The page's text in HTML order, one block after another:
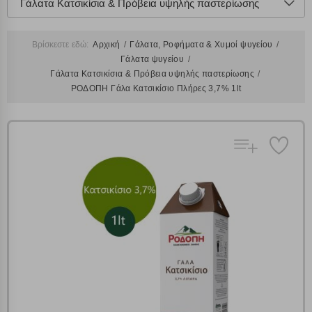
Γάλατα Κατσικίσια & Πρόβεια υψηλής παστερίωσης
Βρίσκεστε εδώ: Αρχική
Γάλατα, Ροφήματα & Χυμοί ψυγείου
Γάλατα ψυγείου
Γάλατα Κατσικίσια & Πρόβεια υψηλής παστερίωσης
ΡΟΔΟΠΗ Γάλα Κατσικίσιο Πλήρες 3,7% 1lt